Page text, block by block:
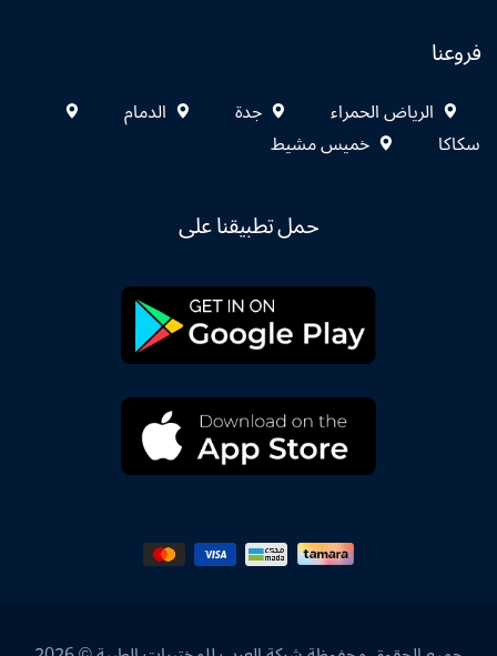
فروعنا
الرياض الحمراء جدة
الدمام
سكاكا
خميس مشيط
حمل تطبيقنا على